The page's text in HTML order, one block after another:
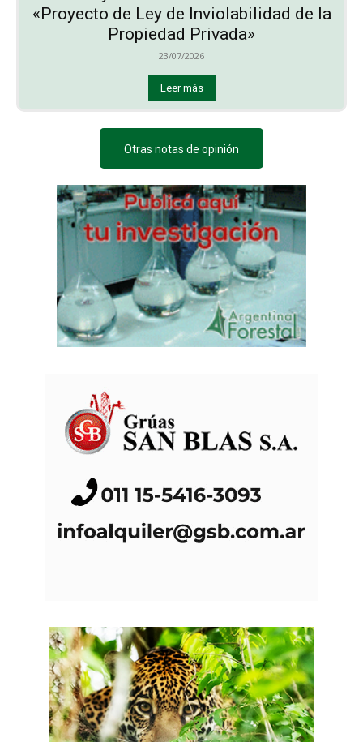
«Proyecto de Ley de Inviolabilidad de la
Propiedad Privada»
23/07/2026
Leer más
Otras notas de opinión